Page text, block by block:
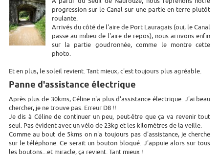
progression sur le Canal sur une partie en terre plutôt
roulante.
Arrivés du côté de l'aire de Port Lauragais (oui, le Canal
passe au milieu de l'aire de repos), nous arrivons enfin
sur la partie goudronnée, comme le montre cette
photo.
Et en plus, le soleil revient. Tant mieux, c'est toujours plus agréable.
Panne d'assistance électrique
Après plus de 30kms, Céline n'a plus d'assistance électrique. J'ai beau
chercher, je ne trouve pas. Erreur D8 !!
Je dis à Céline de continuer un peu, peut-être que ça va revenir tout
seul. Pas évident avec un vélo de 23kg et les kilomètres de la veille.
Comme au bout de 5kms on n'a toujours pas d'assistance, je cherche
sur le téléphone. Ce serait un bouton bloqué. J'appuie alors sur tous
les boutons...et miracle, ça revient. Tant mieux !